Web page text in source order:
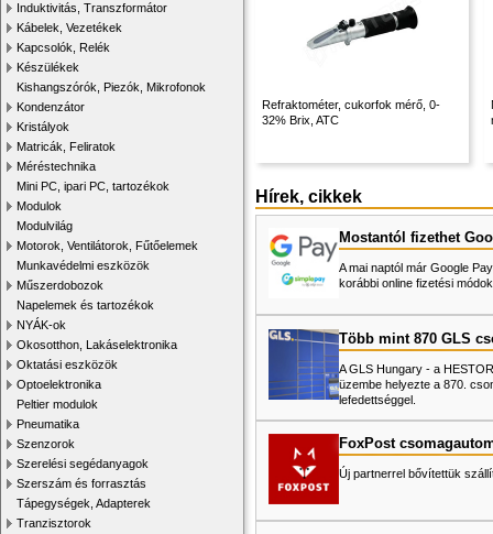
Induktivitás, Transzformátor
Kábelek, Vezetékek
Kapcsolók, Relék
Készülékek
Kishangszórók, Piezók, Mikrofonok
Kondenzátor
Kristályok
Matricák, Feliratok
Méréstechnika
Mini PC, ipari PC, tartozékok
Modulok
Modulvilág
Motorok, Ventilátorok, Fűtőelemek
Munkavédelmi eszközök
Műszerdobozok
Napelemek és tartozékok
NYÁK-ok
Okosotthon, Lakáselektronika
Oktatási eszközök
Optoelektronika
Peltier modulok
Pneumatika
Szenzorok
Szerelési segédanyagok
Szerszám és forrasztás
Tápegységek, Adapterek
Tranzisztorok
Refraktométer, cukorfok mérő, 0-
32% Brix, ATC
Hírek, cikkek
Mostantól fizethet
A mai naptól már Google
korábbi online fizetési
Több mint 870 GLS
A GLS Hungary - a
üzembe helyezte a 870.
lefedettséggel.
FoxPost
Új partnerrel bővítettük